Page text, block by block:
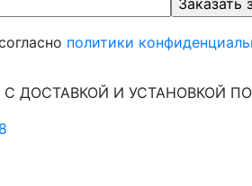
политики
ДОСТАВКОЙ И УСТАНОВКОЙ